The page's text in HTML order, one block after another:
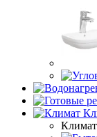
Климат